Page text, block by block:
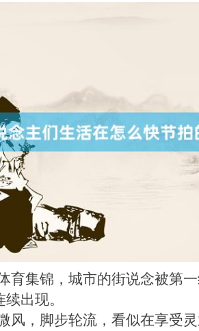
育集锦，城市的街说念被第
出现。
风，脚步轮流，看似在享受